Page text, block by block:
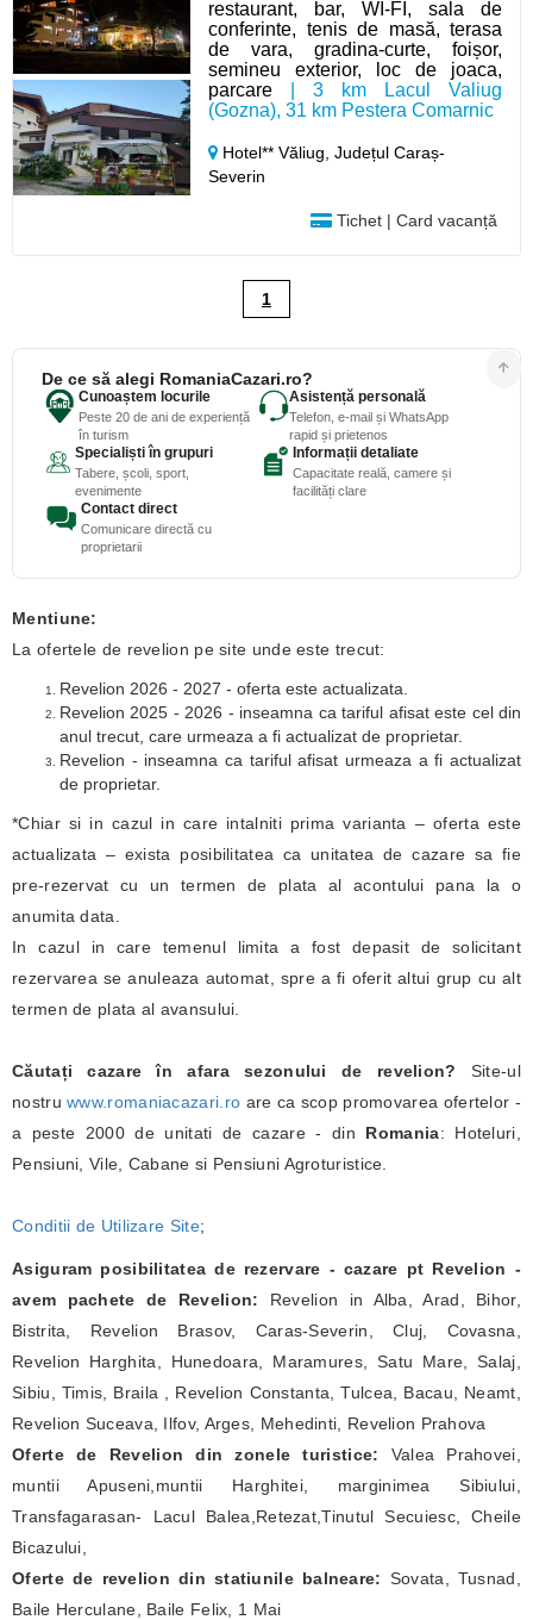
restaurant, bar, WI-FI, sala de
conferinte, tenis de masă, terasa
de vara, gradina-curte, foișor,
semineu exterior, loc de joaca,
parcare | 3 km Lacul Valiug
(Gozna), 31 km Pestera Comarnic
Hotel** Văliug,Județul Caraș-
Severin
Tichet | Card vacanță
1
De ce să alegi RomaniaCazari.ro?
Cunoaștem locurile
Peste 20 de ani de experiență
în turism
Asistență personală
Telefon, e-mail și WhatsApp
rapid și prietenos
Specialiști în grupuri
Tabere, școli, sport,
evenimente
Informații detaliate
Capacitate reală, camere și
facilități clare
Contact direct
Comunicare directă cu
proprietarii
Mentiune:
La ofertele de revelion pe site unde este trecut:
Revelion 2026 - 2027 - oferta este actualizata.
Revelion 2025 - 2026 - inseamna ca tariful afisat este cel din
anul trecut, care urmeaza a fi actualizat de proprietar.
Revelion - inseamna ca tariful afisat urmeaza a fi actualizat
de proprietar.
*Chiar si in cazul in care intalniti prima varianta – oferta este
actualizata – exista posibilitatea ca unitatea de cazare sa fie
pre-rezervat cu un termen de plata al acontului pana la o
anumita data.
In cazul in care temenul limita a fost depasit de solicitant
rezervarea se anuleaza automat, spre a fi oferit altui grup cu alt
termen de plata al avansului.
Căutați cazare în afara sezonului de revelion? Site-ul
nostruwww.romaniacazari.ro are ca scop promovarea ofertelor -
a peste 2000 de unitati de cazare - din Romania: Hoteluri,
Pensiuni, Vile, Cabane si Pensiuni Agroturistice.
Conditii de Utilizare Site;
Asiguram posibilitatea de rezervare - cazare pt Revelion -
avem pachete de Revelion: Revelion in Alba, Arad, Bihor,
Bistrita, Revelion Brasov, Caras-Severin, Cluj, Covasna,
Revelion Harghita, Hunedoara, Maramures, Satu Mare, Salaj,
Sibiu, Timis, Braila , Revelion Constanta, Tulcea, Bacau, Neamt,
Revelion Suceava, Ilfov, Arges, Mehedinti, Revelion Prahova
Oferte de Revelion din zonele turistice: Valea Prahovei,
muntii Apuseni,muntii Harghitei, marginimea Sibiului,
Transfagarasan- Lacul Balea,Retezat,Tinutul Secuiesc, Cheile
Bicazului,
Oferte de revelion din statiunile balneare: Sovata, Tusnad,
Baile Herculane, Baile Felix, 1 Mai